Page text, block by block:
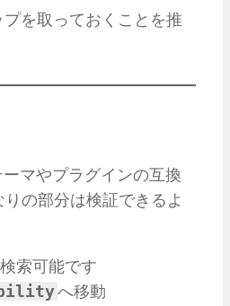
を取っておくことを推
ーマやプラグインの互換
の部分は検証できるよ
索可能です
へ移動